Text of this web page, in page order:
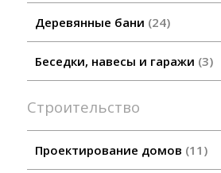
Деревянные бани 24
Беседки, навесы и гаражи 3
Строительство
Проектирование домов 11